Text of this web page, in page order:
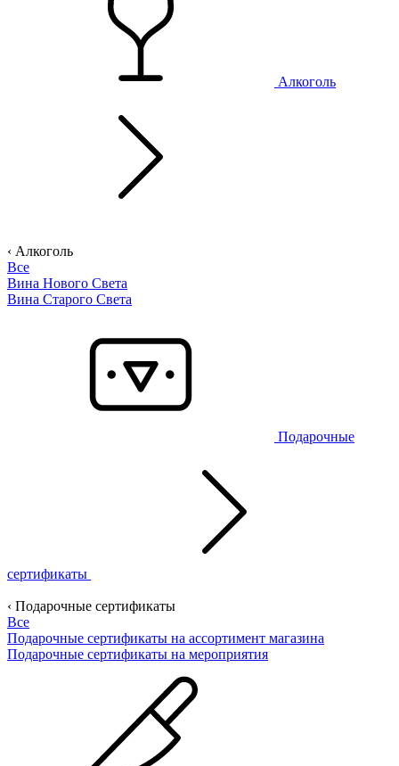
Алкоголь
‹ Алкоголь
Все
Вина Нового Света
Вина Старого Света
Подарочные
сертификаты
‹ Подарочные сертификаты
Все
Подарочные сертификаты на ассортимент магазина
Подарочные сертификаты на мероприятия